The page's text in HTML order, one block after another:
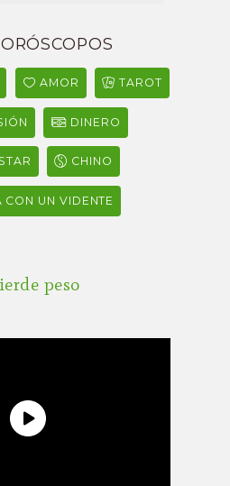
AMOR TAROT
DINERO
CHINO
CON UN VIDENTE
peso